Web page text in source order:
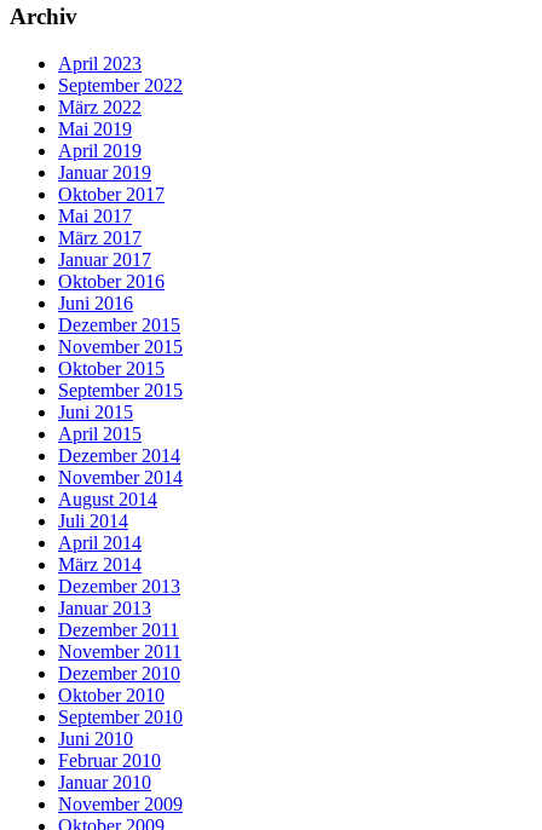
Archiv
April 2023
September 2022
März 2022
Mai 2019
April 2019
Januar 2019
Oktober 2017
Mai 2017
März 2017
Januar 2017
Oktober 2016
Juni 2016
Dezember 2015
November 2015
Oktober 2015
September 2015
Juni 2015
April 2015
Dezember 2014
November 2014
August 2014
Juli 2014
April 2014
März 2014
Dezember 2013
Januar 2013
Dezember 2011
November 2011
Dezember 2010
Oktober 2010
September 2010
Juni 2010
Februar 2010
Januar 2010
November 2009
Oktober 2009